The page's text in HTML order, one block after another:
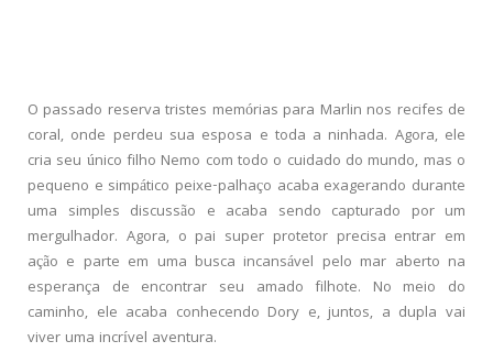
O passado reserva tristes memórias para Marlin nos recifes de
coral, onde perdeu sua esposa e toda a ninhada. Agora, ele
cria seu único filho Nemo com todo o cuidado do mundo, mas o
pequeno e simpático peixe-palhaço acaba exagerando durante
uma simples discussão e acaba sendo capturado por um
mergulhador. Agora, o pai super protetor precisa entrar em
ação e parte em uma busca incansável pelo mar aberto na
esperança de encontrar seu amado filhote. No meio do
caminho, ele acaba conhecendo Dory e, juntos, a dupla vai
viver uma incrível aventura.